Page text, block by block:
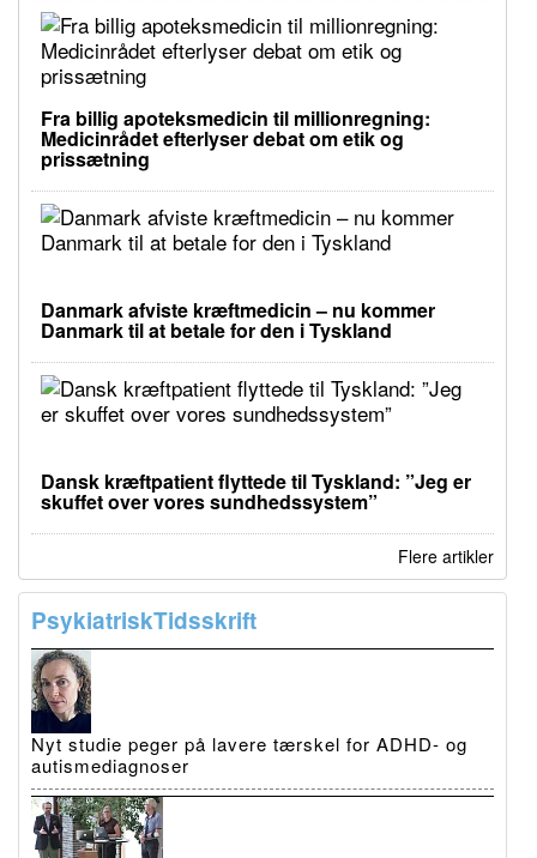
Fra billig apoteksmedicin til millionregning:
Medicinrådet efterlyser debat om etik og
prissætning
Danmark afviste kræftmedicin – nu kommer
Danmark til at betale for den i Tyskland
Dansk kræftpatient flyttede til Tyskland: ”Jeg er
skuffet over vores sundhedssystem”
Flere artikler
PsykiatriskTidsskrift
Nyt studie peger på lavere tærskel for ADHD- og
autismediagnoser